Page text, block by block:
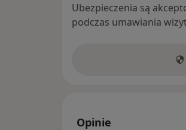
Ubezpieczenia są
podczas umawiania
Opinie